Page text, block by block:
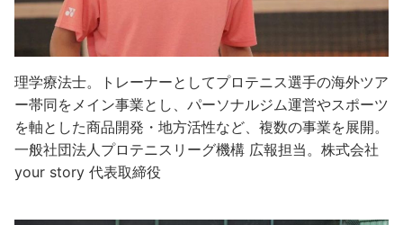
理学療法士。トレーナーとしてプロテニス選手の海外ツア
ー帯同をメイン事業とし、パーソナルジム運営やスポーツ
を軸とした商品開発・地方活性など、複数の事業を展開。
一般社団法人プロテニスリーグ機構 広報担当。株式会社
your story 代表取締役